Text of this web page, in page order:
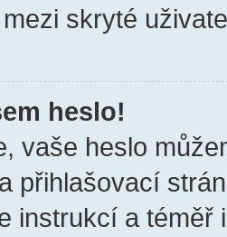
skryté
heslo!
vaše heslo
přihlašovací
instrukcí a téměř